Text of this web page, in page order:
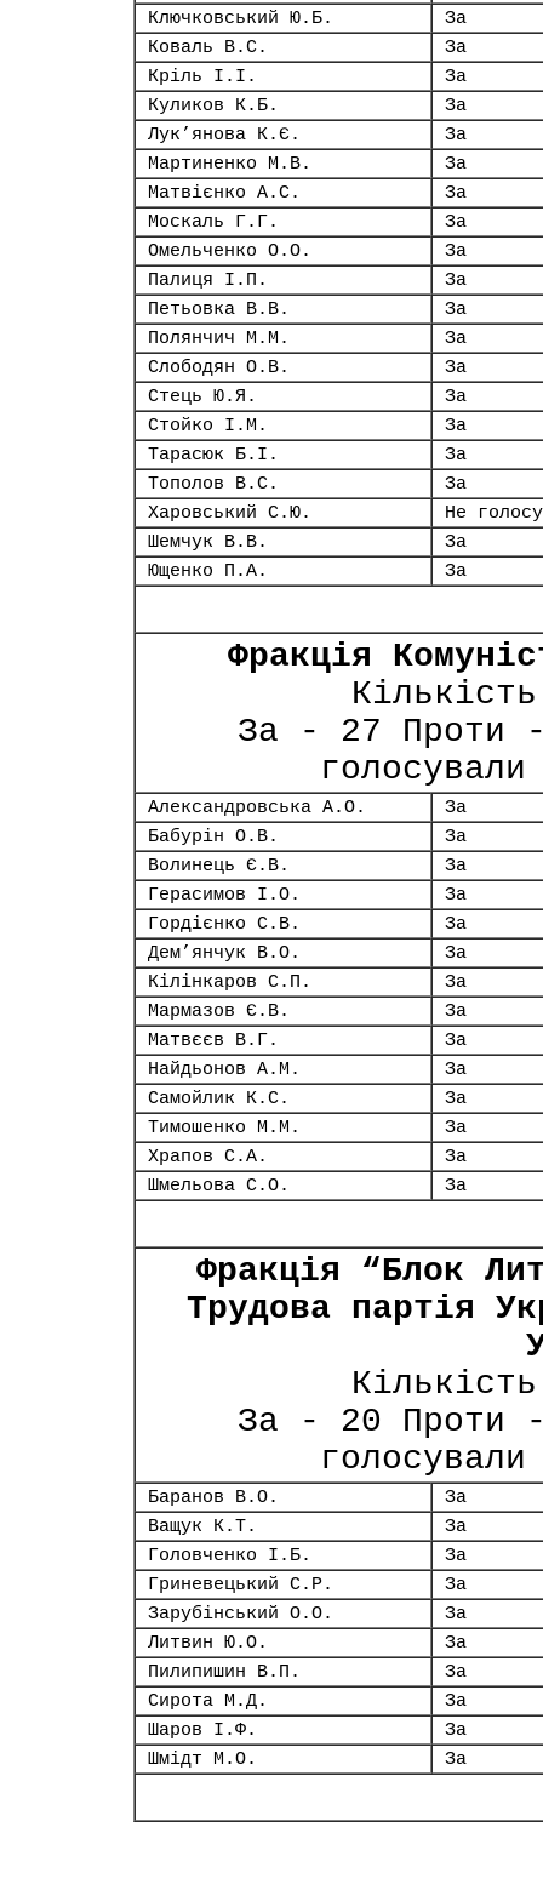
Ключковський Ю.Б.
За
Коваль В.С.
За
Кріль І.І.
За
Куликов К.Б.
За
Лук’янова К.Є.
За
Мартиненко М.В.
За
Матвієнко А.С.
За
Москаль Г.Г.
За
Омельченко О.О.
За
Палиця І.П.
За
Петьовка В.В.
За
Полянчич М.М.
За
Слободян О.В.
За
Стець Ю.Я.
За
Стойко І.М.
За
Тарасюк Б.І.
За
Тополов В.С.
За
Харовський С.Ю.
Не
Шемчук В.В.
За
Ющенко П.А.
За
Фракція
За - 27 Проти
Александровська А.О.
За
Бабурін О.В.
За
Волинець Є.В.
За
Герасимов І.О.
За
Гордієнко С.В.
За
Дем’янчук В.О.
За
Кілінкаров С.П.
За
Мармазов Є.В.
За
Матвєєв В.Г.
За
Найдьонов А.М.
За
Самойлик К.С.
За
Тимошенко М.М.
За
Храпов С.А.
За
Шмельова С.О.
За
Фракція “Блок
Трудова партія
За - 20 Проти
Баранов В.О.
За
Ващук К.Т.
За
Головченко І.Б.
За
Гриневецький С.Р.
За
Зарубінський О.О.
За
Литвин Ю.О.
За
Пилипишин В.П.
За
Сирота М.Д.
За
Шаров І.Ф.
За
Шмідт М.О.
За